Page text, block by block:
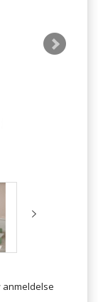
anmeldelse